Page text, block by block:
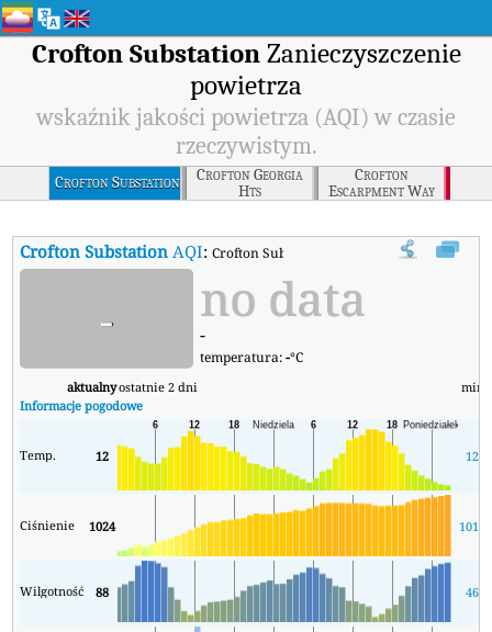
Crofton SubstationZanieczyszczenie
powietrza
wskaźnik jakości powietrza (AQI) w czasie
rzeczywistym.
Crofton Substation
Crofton Georgia
Hts
Crofton
Escarpment Way
Crofton Substation AQI:Crofton Substation Wskaźnik Jakości
- no data
-
temperatura:-°C
aktualnyostatnie 2 dni min
Informacje pogodowe
Temp. 12 12
Ciśnienie 1024 1014
Wilgotność 88 46